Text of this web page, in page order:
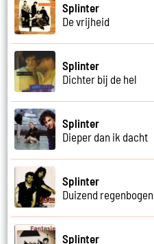
Splinter
De vrijheid
Splinter
Dichter bij de hel
Splinter
Dieper dan ik dacht
Splinter
Duizend regenbogen
Splinter